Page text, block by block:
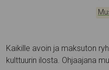
Kaikille avoin ja maksuton
kulttuurin ilosta. Ohjaajana